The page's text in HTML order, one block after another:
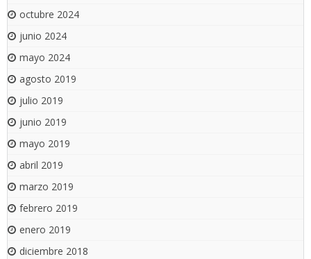
octubre 2024
junio 2024
mayo 2024
agosto 2019
julio 2019
junio 2019
mayo 2019
abril 2019
marzo 2019
febrero 2019
enero 2019
diciembre 2018